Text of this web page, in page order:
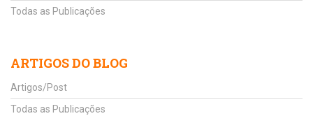
Todas as Publicações
ARTIGOS DO BLOG
Artigos/Post
Todas as Publicações